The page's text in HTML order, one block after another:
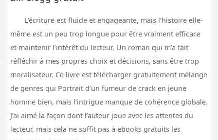
L’écriture est fluide et engageante, mais l’histoire elle-
même est un peu trop longue pour être vraiment efficace
et maintenir l’intérêt du lecteur. Un roman qui m’a fait
réfléchir à mes propres choix et décisions, sans être trop
moralisateur. Ce livre est télécharger gratuitement mélange
de genres qui Portrait d’un fumeur de crack en jeune
homme bien, mais l’intrigue manque de cohérence globale.
J’ai aimé la façon dont l’auteur joue avec les attentes du
lecteur, mais cela ne suffit pas à ebooks gratuits les